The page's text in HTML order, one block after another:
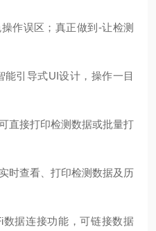
作误区；真正做到-让检测
能引导式UI设计，操作一目
直接打印检测数据或批量打
时查看、打印检测数据及历
数据连接功能，可链接数据